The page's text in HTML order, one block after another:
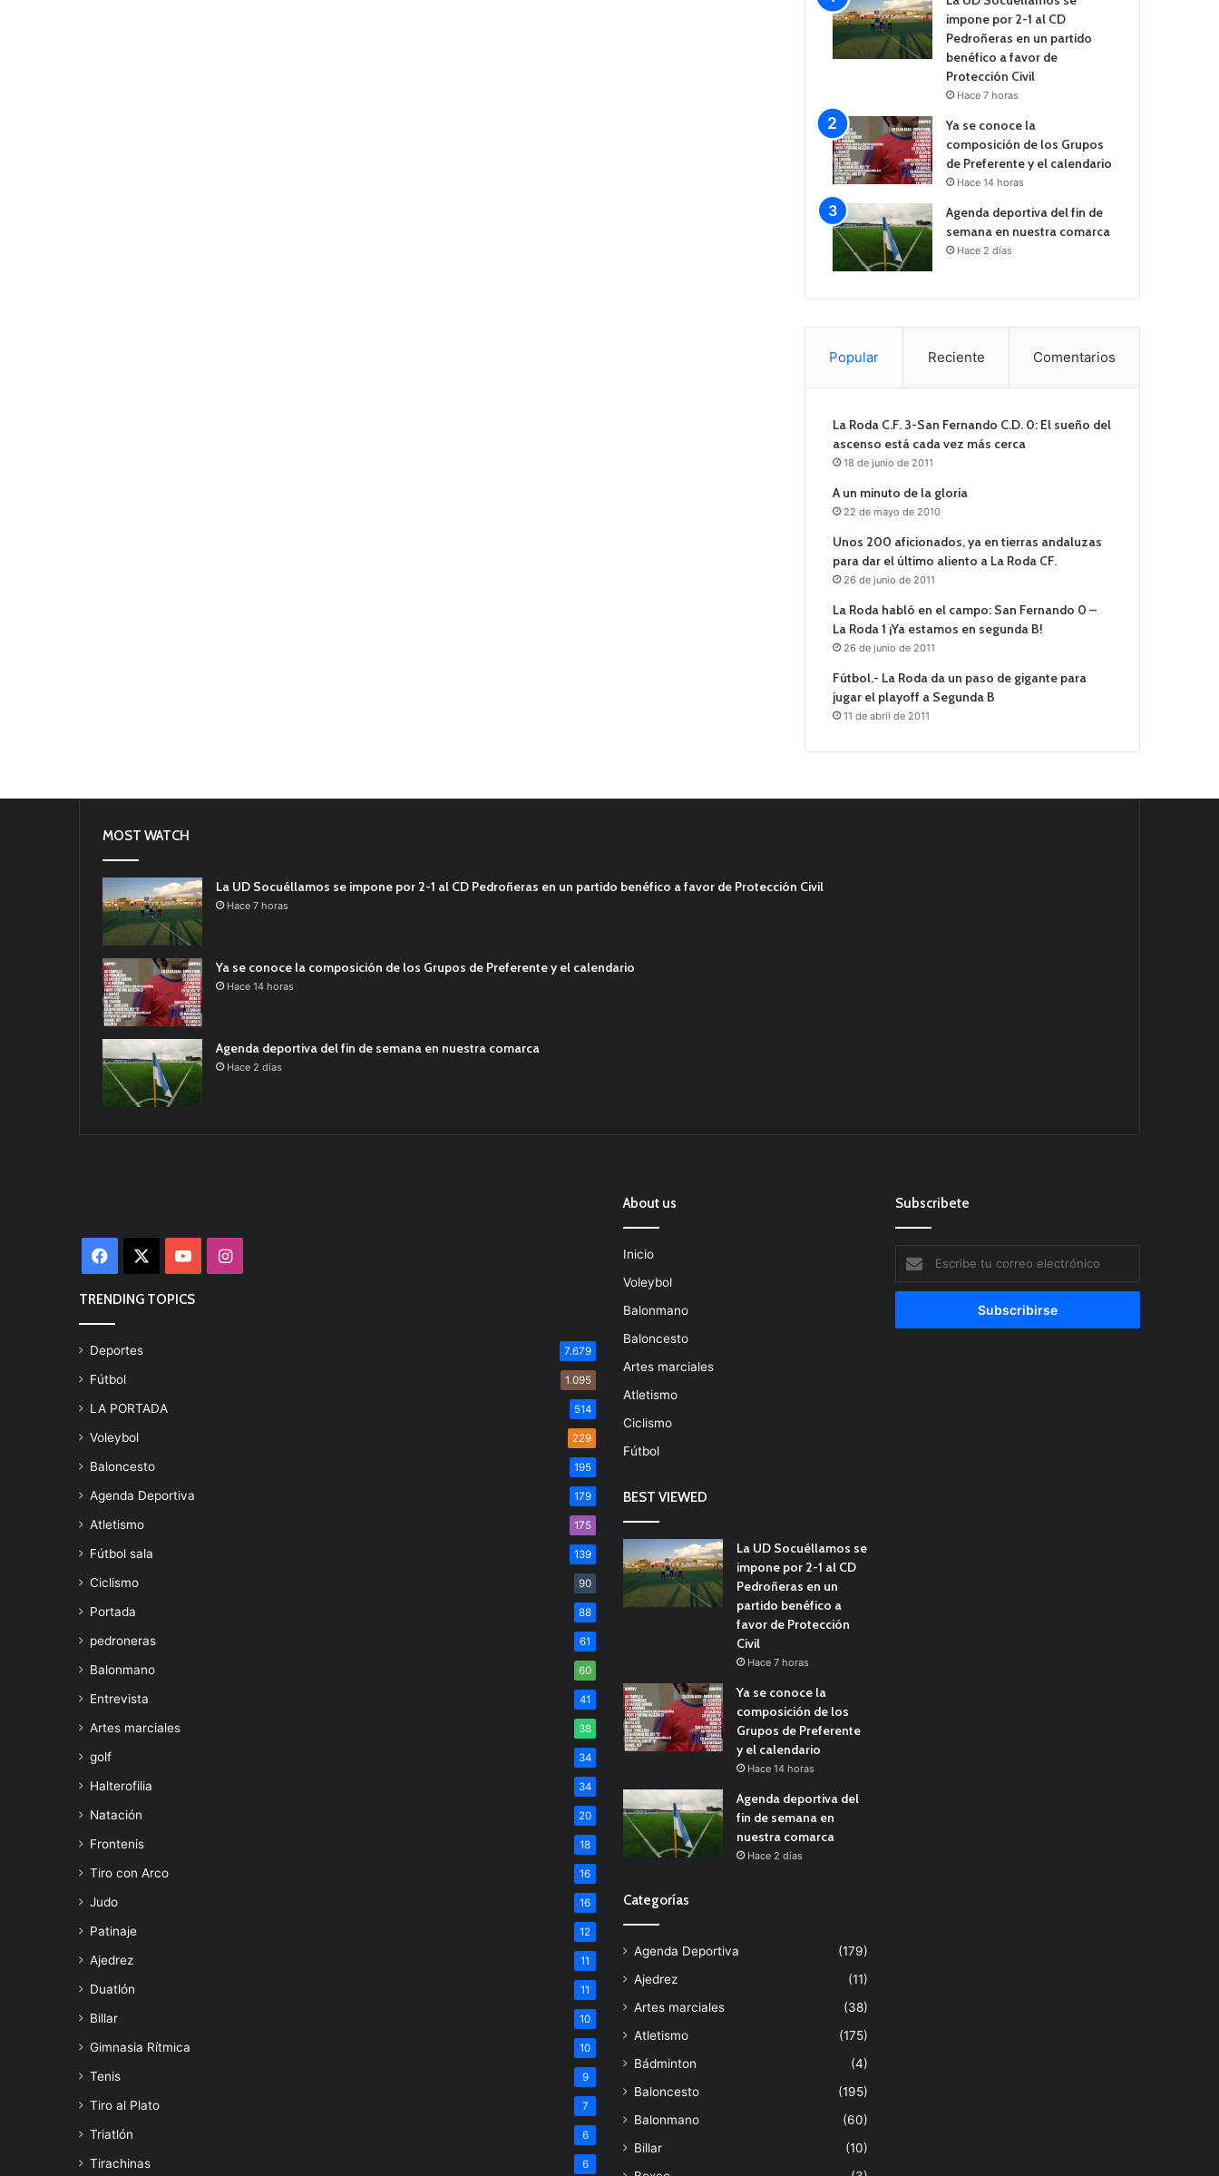
impone por 2-1 al CD
Pedroñeras en un partido
benéfico a favor de
Protección Civil
Hace 7 horas
Ya se conoce la
composición de los Grupos
de Preferente y el calendario
Hace 14 horas
Agenda deportiva del fin de
semana en nuestra comarca
Hace 2 días
Popular Reciente Comentarios
La Roda C.F. 3-San Fernando C.D. 0: El sueño del
ascenso está cada vez más cerca
18 de junio de 2011
A un minuto de la gloria
22 de mayo de 2010
Unos 200 aficionados, ya en tierras andaluzas
para dar el último aliento a La Roda CF.
26 de junio de 2011
La Roda habló en el campo: San Fernando 0 –
La Roda 1 ¡Ya estamos en segunda B!
26 de junio de 2011
Fútbol.- La Roda da un paso de gigante para
jugar el playoff a Segunda B
11 de abril de 2011
MOST WATCH
La UD Socuéllamos se impone por 2-1 al CD Pedroñeras en un partido benéfico a favor de Protección Civil
Hace 7 horas
Ya se conoce la composición de los Grupos de Preferente y el calendario
Hace 14 horas
Agenda deportiva del fin de semana en nuestra comarca
Hace 2 días
Facebook YouTubeInstagram
TRENDING TOPICS
Deportes 7.679
Fútbol 1.095
LA PORTADA 514
Voleybol 229
Baloncesto 195
Agenda Deportiva 179
Atletismo 175
Fútbol sala 139
Ciclismo 90
Portada 88
pedroneras 61
Balonmano 60
Entrevista 41
Artes marciales 38
golf 34
Halterofilia 34
Natación 20
Frontenis 18
Tiro con Arco 16
Judo 16
Patinaje 12
Ajedrez 11
Duatlón 11
Billar 10
Gimnasia Rítmica 10
Tenis 9
Tiro al Plato 7
Triatlón 6
Tirachinas 6
About us
Inicio
Voleybol
Balonmano
Baloncesto
Artes marciales
Atletismo
Ciclismo
Fútbol
BEST VIEWED
La UD Socuéllamos se
impone por 2-1 al CD
Pedroñeras en un
partido benéfico a
favor de Protección
Civil
Hace 7 horas
Ya se conoce la
composición de los
Grupos de Preferente
y el calendario
Hace 14 horas
Agenda deportiva del
fin de semana en
nuestra comarca
Hace 2 días
Categorías
Agenda Deportiva
(179)
Ajedrez
(11)
Artes marciales
(38)
Atletismo
(175)
Bádminton
(4)
Baloncesto
(195)
Balonmano
(60)
Billar
(10)
Subscribete
tu
correo